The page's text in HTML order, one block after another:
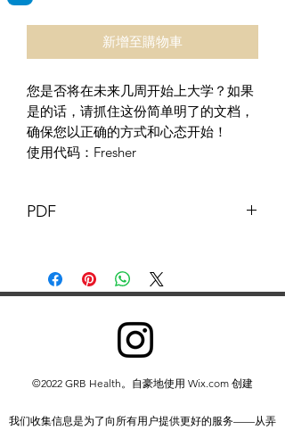
新增至購物車
您是否将在未来几周开始上大学？如果
是的话，请抓住这份简单明了的文档，
确保您以正确的方式和心态开始！
使用代码：Fresher
PDF
GB Pharmacy 2021 所有。保留所有权
利。
发或复制部分或全部内容：
您可以打印或下载到本地硬盘摘录，
您可以将内容复制给个人第三方供其
资料来源
©2022 GRB Health。自豪地使用 Wix.com 创建
我们收集信息是为了向所有用户提供更好的服务——从弄